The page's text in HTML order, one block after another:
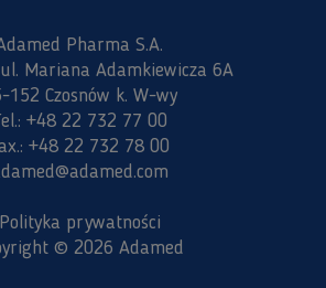
Pharma S.A.
ul. Mariana Adamkiewicza 6A
152 Czosnów k. W-wy
+48 22 732 77 00
+48 22 732 78 00
Polityka prywatności
© 2026 Adamed